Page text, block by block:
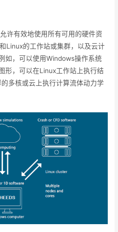
许有效地使用所有可用的硬件资
Linux的工作站或集群，以及云计
如，可以使用Windows操作系统
形，可以在Linux工作站上执行结
多核或云上执行计算流体动力学